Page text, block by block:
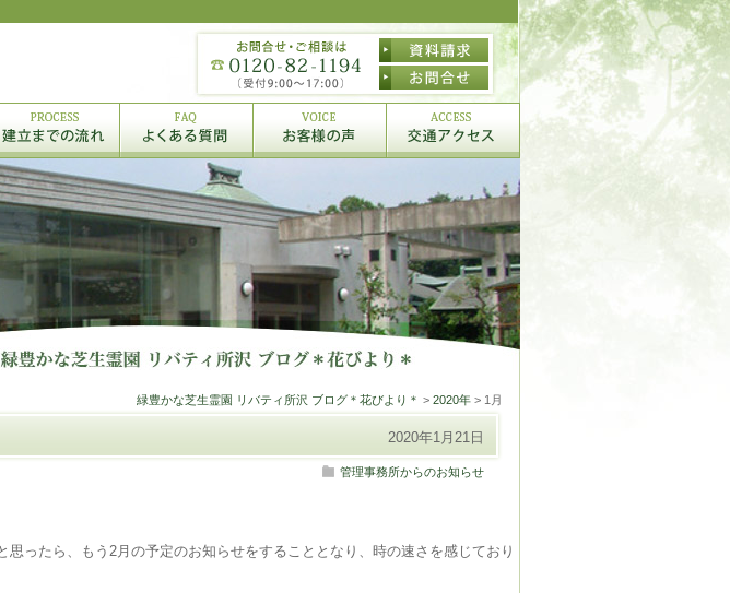
緑豊かな芝生霊園 リバティ所沢 ブログ＊花びより＊ > 2020年 > 1月
2020年1月21日
管理事務所からのお知らせ
思ったら、もう2月の予定のお知らせをすることとなり、時の速さを感じており